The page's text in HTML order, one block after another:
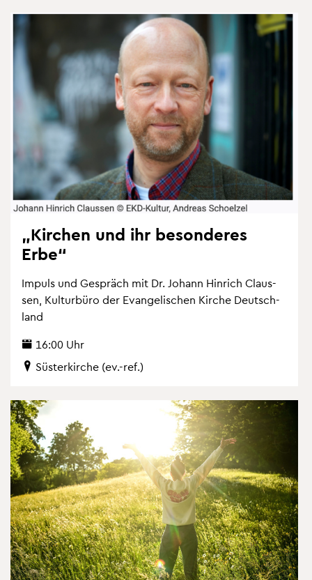
„Kir­chen und ihr be­son­de­res
Erbe“
Im­puls und Ge­spräch mit Dr. Jo­hann Hin­rich Clau­s­
sen, Kul­tur­bü­ro der Evan­ge­li­schen Kir­che Deutsch­
land
16:00 Uhr
Süs­ter­kir­che (ev.-ref.)